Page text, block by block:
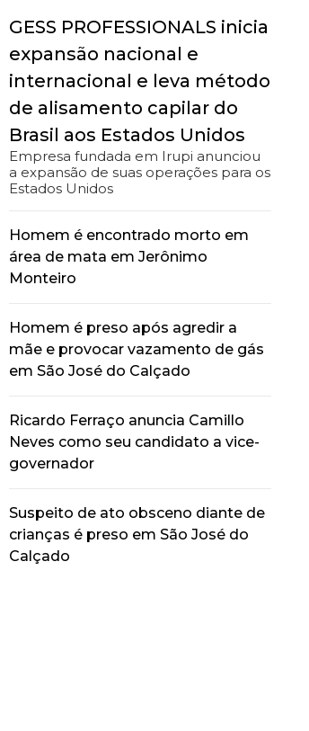
GESS PROFESSIONALS inicia
expansão nacional e
internacional e leva método
de alisamento capilar do
Brasil aos Estados Unidos
Empresa fundada em Irupi anunciou
a expansão de suas operações para os
Estados Unidos
Homem é encontrado morto em
área de mata em Jerônimo
Monteiro
Homem é preso após agredir a
mãe e provocar vazamento de gás
em São José do Calçado
Ricardo Ferraço anuncia Camillo
Neves como seu candidato a vice-
governador
Suspeito de ato obsceno diante de
crianças é preso em São José do
Calçado